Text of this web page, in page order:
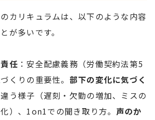
カリキュラムは、以下のような内容
が多いです。
任 ：安全配慮義務（労働契約法第5
くりの重要性。 部下の変化に気づく
う様子（遅刻・欠勤の増加、ミスの
）、1on1での聞き取り方。 声のか